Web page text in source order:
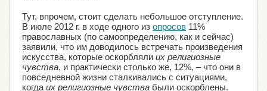
Тут, впрочем, стоит сделать небольшое отступление.
В июле 2012 г. в ходе одного из опросов 11%
православных (по самоопределению, как и сейчас)
заявили, что им доводилось встречать произведения
искусства, которые оскорбляли их религиозные
чувства, и практически столько же, 12%, – что они в
повседневной жизни сталкивались с ситуациями,
когда их религиозные чувства были оскорблены.